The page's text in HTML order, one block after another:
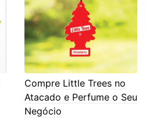
Compre Little Trees no
Atacado e Perfume o Seu
Negócio